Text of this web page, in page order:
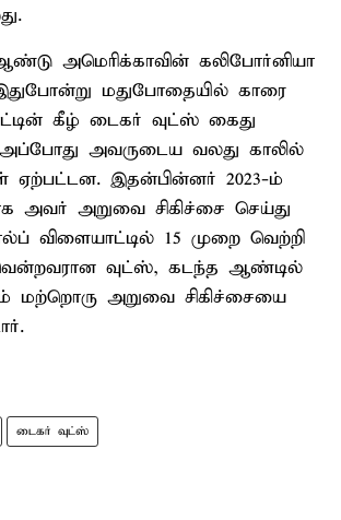
அமெரிக்காவின் கலிபோர்னியா
மதுபோதையில் காரை
கீழ் டைகர் வுட்ஸ் கைது
அவருடைய வலது காலில்
ஏற்பட்டன. இதன்பின்னர் 2023-ம்
அவர் அறுவை சிகிச்சை செய்து
விளையாட்டில் 15 முறை வெற்றி
வுட்ஸ், கடந்த ஆண்டில்
மற்றொரு அறுவை சிகிச்சையை
டைகர் வுட்ஸ்